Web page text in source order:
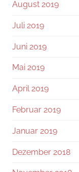
August 2019
Juli 2019
Juni 2019
Mai 2019
April 2019
Februar 2019
Januar 2019
Dezember 2018